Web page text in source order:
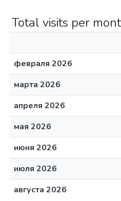
Total visits per
февраля 2026
марта 2026
апреля 2026
мая 2026
июня 2026
июля 2026
августа 2026